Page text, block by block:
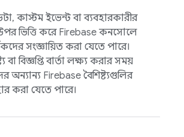
কাস্টম ইভেন্ট বা ব্যবহারকারীর
ভিত্তি করেFirebase কনসোলে
সংজ্ঞায়িত করা যেতে পারে।
বা বিজ্ঞপ্তি বার্তা লক্ষ্য করার সময়
অন্যান্য Firebase বৈশিষ্ট্যগুলির
করা যেতে পারে।